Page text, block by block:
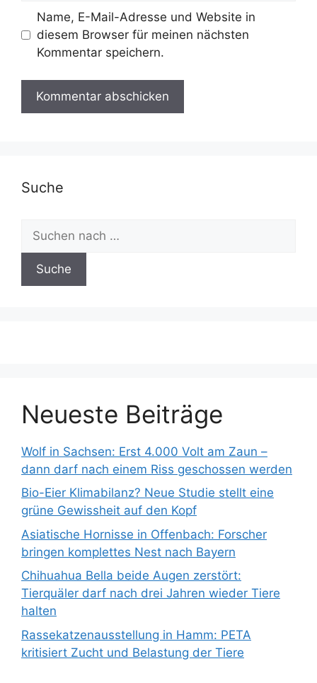
Name, E-Mail-Adresse und Website in
diesem Browser für meinen nächsten
Kommentar speichern.
Suche
Neueste Beiträge
Wolf in Sachsen: Erst 4.000 Volt am Zaun –
dann darf nach einem Riss geschossen werden
Bio-Eier Klimabilanz? Neue Studie stellt eine
grüne Gewissheit auf den Kopf
Asiatische Hornisse in Offenbach: Forscher
bringen komplettes Nest nach Bayern
Chihuahua Bella beide Augen zerstört:
Tierquäler darf nach drei Jahren wieder Tiere
halten
Rassekatzenausstellung in Hamm: PETA
kritisiert Zucht und Belastung der Tiere